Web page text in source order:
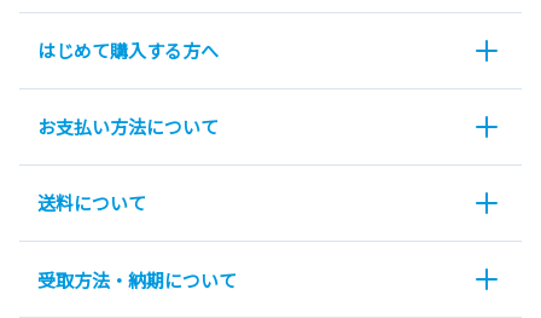
はじめて購入する方へ
お支払い方法について
送料について
受取方法・納期について